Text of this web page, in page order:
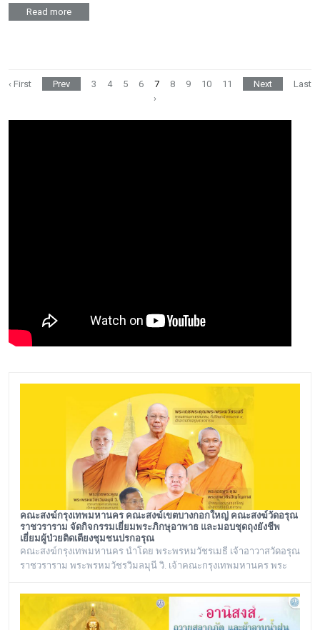
Read more
‹ First Prev 3 4 5 6 7 8 9 10 11 Next
Last
›
คณะสงฆ์กรุงเทพมหานคร คณะสงฆ์เขตบางกอกใหญ่ คณะสงฆ์วัดอรุณ
ราชวราราม จัดกิจกรรมเยี่ยมพระภิกษุอาพาธ และมอบชุดถุงยังชีพ
เยี่ยมผู้ป่วยติดเตียงชุมชนปรกอรุณ
คณะสงฆ์กรุงเทพมหานคร นำโดย พระพรหมวัชรเมธี เจ้าอาวาสวัดอรุณ
ราชวราราม พระพรหมวัชรวิมลมุนี วิ. เจ้าคณะกรุงเทพมหานคร พระ
และ พระราชวชิรรัตนาภรณ์ ดร. (ชุมพร นิติสาโร) เจ้าคณะแขวงวัด
อรุณ, รองวัดอรุณราชวราราม นายเกียรติวิสุทธิ์ เพ็ชรหมื่นไวย ผู้อำนวย
การเขตบางกอกใหญ่ จัดโครงการเยี่ยมพระภิกษุอาพาธในเขต